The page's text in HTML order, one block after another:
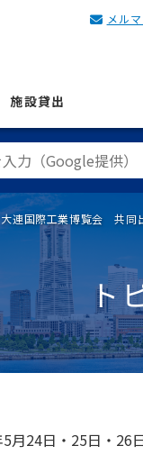
メル
施設貸出
連国際工業博覧会 共同
ト
24日・25日・26